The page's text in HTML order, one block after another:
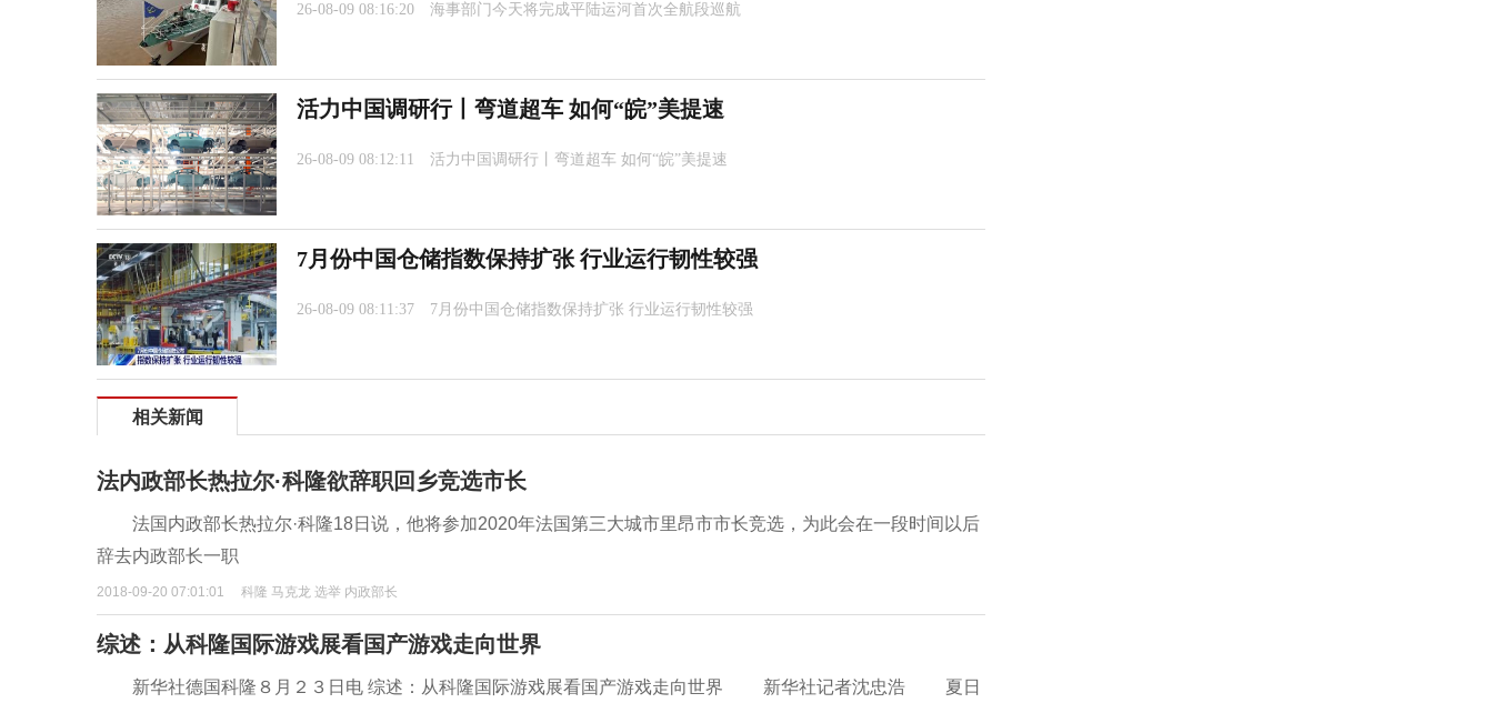
26-08-09 08:16:20 海事部门今天将完成平陆运河首次全航段巡航
活力中国调研行丨弯道超车 如何“皖”美提速
26-08-09 08:12:11 活力中国调研行丨弯道超车 如何“皖”美提速
7月份中国仓储指数保持扩张 行业运行韧性较强
26-08-09 08:11:37 7月份中国仓储指数保持扩张 行业运行韧性较强
相关新闻
法内政部长热拉尔·科隆欲辞职回乡竞选市长
法国内政部长热拉尔·科隆18日说，他将参加2020年法国第三大城市里昂市市长竞选，为此会在一段时间以后
辞去内政部长一职
2018-09-20 07:01:01 科隆 马克龙 选举 内政部长
综述：从科隆国际游戏展看国产游戏走向世界
新华社德国科隆８月２３日电 综述：从科隆国际游戏展看国产游戏走向世界 新华社记者沈忠浩 夏日